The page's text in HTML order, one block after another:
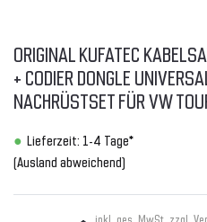
ORIGINAL KUFATEC
+ CODIER DONGLE
NACHRÜSTSET FÜR VW
Lieferzeit: 1-4 Tage*
(Ausland abweichend)
inkl. ges. MwSt. zzgl.